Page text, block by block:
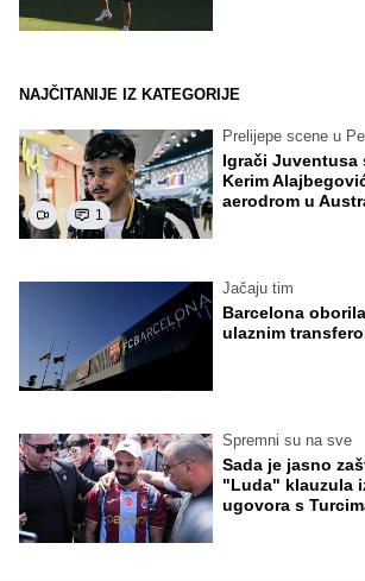
NAJČITANIJE IZ KATEGORIJE
1
Prelijepe scene u
Igrači
Kerim
aerodrom u
Jačaju tim
Barcelona
ulaznim
Spremni su na sve
Sada je jasno
"Luda" klauzula
ugovora s